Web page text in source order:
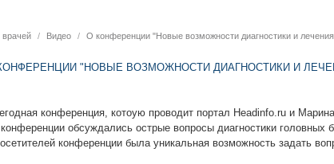
врачей Видео О конференции "Новые возможности диагностики и
"НОВЫЕ ВОЗМОЖНОСТИ ДИАГНОСТИКИ И
конференция, котоую проводит портал Headinfo.ru и
обсуждались острые вопросы диагностики головных
конференции была уникальная возможность задать